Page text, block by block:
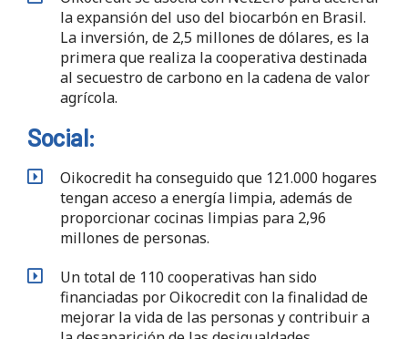
la expansión del uso del biocarbón en Brasil.
La inversión, de 2,5 millones de dólares, es la
primera que realiza la cooperativa destinada
al secuestro de carbono en la cadena de valor
agrícola.
Social:
Oikocredit ha conseguido que 121.000 hogares
tengan acceso a energía limpia, además de
proporcionar cocinas limpias para 2,96
millones de personas.
Un total de 110 cooperativas han sido
financiadas por Oikocredit con la finalidad de
mejorar la vida de las personas y contribuir a